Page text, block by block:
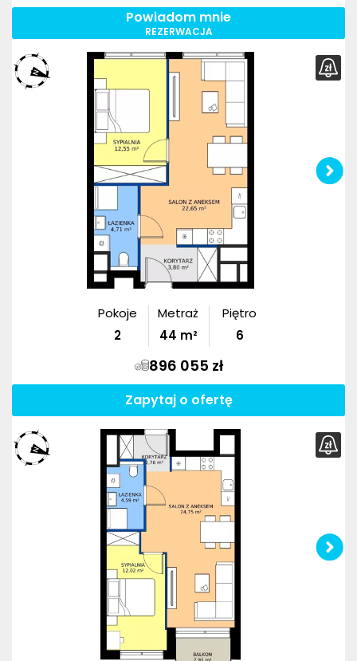
Powiadom mnie
REZERWACJA
Pokoje
2
Metraż
44 m²
Piętro
6
896 055 zł
Zapytaj o ofertę